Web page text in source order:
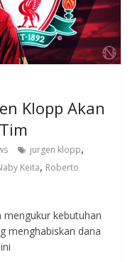
Klopp Akan
jurgen klopp,
Keita, Roberto
mengukur kebutuhan
menghabiskan dana